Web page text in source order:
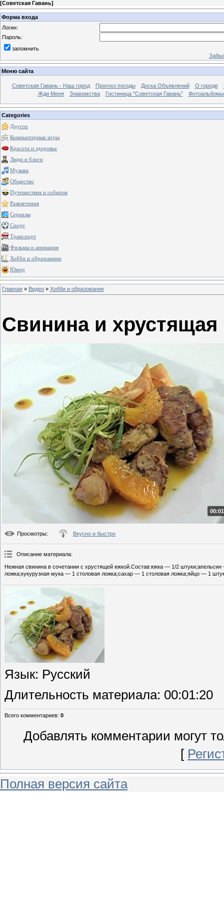
[Советская Гавань]
Форма входа
Логин:
Пароль:
запомнить
Меню сайта
Советская Гавань - Наш город Прогноз погоды Доска Объявлений О городе
Жди Меня
Знакомства Гостиница "Советская Гавань" Фотоальбомы
Categories
Другое
Компьютерные игры
Красота и здоровье
Люди и блоги
Музыка
Общество
Путешествия и события
Развлечения
Сериалы
Спорт
Транспорт
Фильмы и анимация
Хобби и образование
Юмор
Главная » Видео » Хобби и образование
Свинина и хрустящая
Просмотры: Вкусно и быстро
Описание материала:
Нежная свинина в сочетании с хрустящей юккой.Состав:юкка — 1/2
ложка;кукурузная мука — 1 столовая ложка;сахар — 1 столовая ложка;яйцо — 1
Язык: Русский
Длительность материала: 00:01:20
Всего комментариев: 0
Добавлять комментарии могут
[
Полная версия сайта